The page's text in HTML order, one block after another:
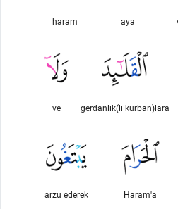
aya
haram
gerdanlık(lı kurban)lara
ve
Haram'a
arzu ederek